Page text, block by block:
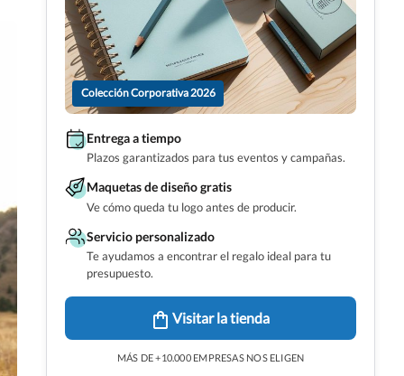
Colección Corporativa 2026
Entrega a tiempo
Plazos garantizados para tus eventos y campañas.
Maquetas de diseño gratis
Ve cómo queda tu logo antes de producir.
Servicio personalizado
Te ayudamos a encontrar el regalo ideal para tu
presupuesto.
Visitar la tienda
MÁS DE +10.000 EMPRESAS NOS ELIGEN